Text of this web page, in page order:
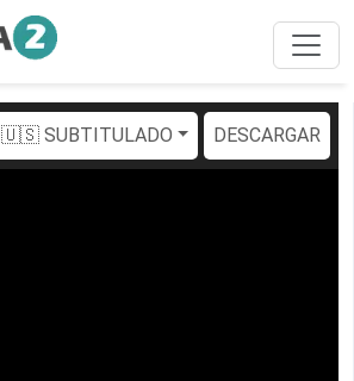
🇺🇸 SUBTITULADO DESCARGAR